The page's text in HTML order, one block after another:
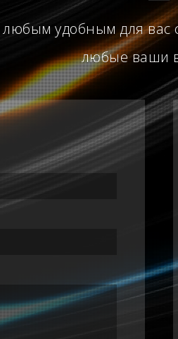
удобным для вас
любые ваши